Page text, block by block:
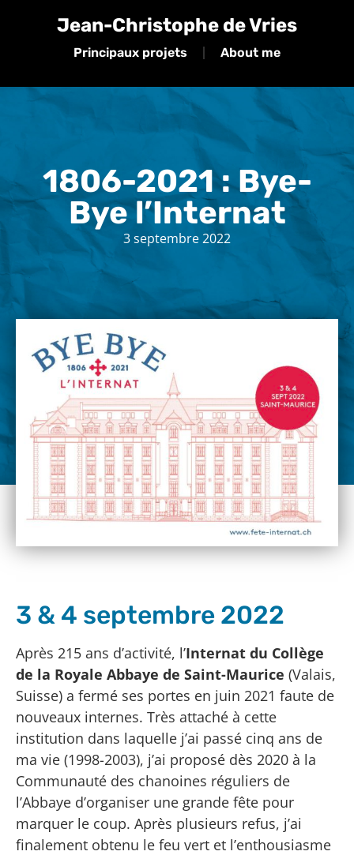
Jean-Christophe de Vries
Principaux projets About me
1806-2021 : Bye-
Bye l’Internat
3 septembre 2022
3 & 4 septembre 2022
Après 215 ans d’activité, l’Internat du Collège
de la Royale Abbaye de Saint-Maurice (Valais,
Suisse) a fermé ses portes en juin 2021 faute de
nouveaux internes. Très attaché à cette
institution dans laquelle j’ai passé cinq ans de
ma vie (1998-2003), j’ai proposé dès 2020 à la
Communauté des chanoines réguliers de
l’Abbaye d’organiser une grande fête pour
marquer le coup. Après plusieurs refus, j’ai
finalement obtenu le feu vert et l’enthousiasme